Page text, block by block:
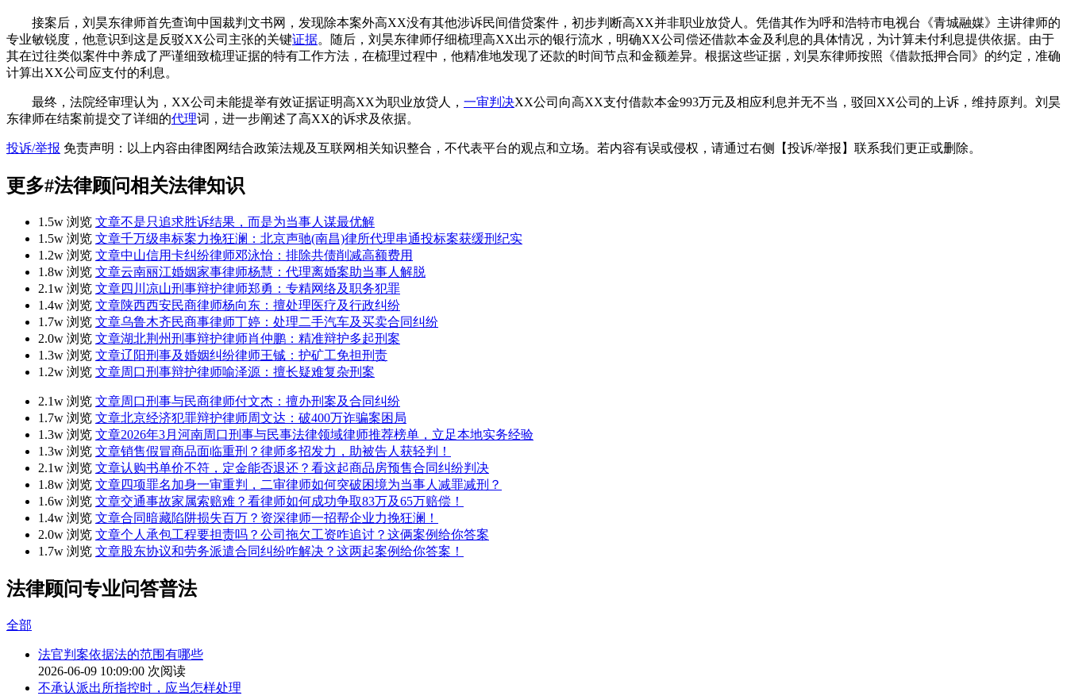
接案后，刘昊东律师首先查询中国裁判文书网，发现除本案外高XX没有其他涉诉民间借贷案件，初步判断高XX并非职业放贷人。凭借其作为呼和浩特市电视台《青城融媒》主讲律师的
专业敏锐度，他意识到这是反驳XX公司主张的关键证据。随后，刘昊东律师仔细梳理高XX出示的银行流水，明确XX公司偿还借款本金及利息的具体情况，为计算未付利息提供依据。由于
其在过往类似案件中养成了严谨细致梳理证据的特有工作方法，在梳理过程中，他精准地发现了还款的时间节点和金额差异。根据这些证据，刘昊东律师按照《借款抵押合同》的约定，准确
计算出XX公司应支付的利息。
最终，法院经审理认为，XX公司未能提举有效证据证明高XX为职业放贷人， 一审判决XX公司向高XX支付借款本金993万元及相应利息并无不当，驳回XX公司的上诉，维持原判。刘昊
东律师在结案前提交了详细的代理词，进一步阐述了高XX的诉求及依据。
投诉/举报 免责声明：以上内容由律图网结合政策法规及互联网相关知识整合，不代表平台的观点和立场。若内容有误或侵权，请通过右侧【投诉/举报】联系我们更正或删除。
更多#法律顾问相关法律知识
1.5w 浏览 文章不是只追求胜诉结果，而是为当事人谋最优解
1.5w 浏览 文章千万级串标案力挽狂澜：北京声驰(南昌)律所代理串通投标案获缓刑纪实
1.2w 浏览 文章中山信用卡纠纷律师邓泳怡：排除共债削减高额费用
1.8w 浏览 文章云南丽江婚姻家事律师杨慧：代理离婚案助当事人解脱
2.1w 浏览 文章四川凉山刑事辩护律师郑勇：专精网络及职务犯罪
1.4w 浏览 文章陕西西安民商律师杨向东：擅处理医疗及行政纠纷
1.7w 浏览 文章乌鲁木齐民商事律师丁婷：处理二手汽车及买卖合同纠纷
2.0w 浏览 文章湖北荆州刑事辩护律师肖仲鹏：精准辩护多起刑案
1.3w 浏览 文章辽阳刑事及婚姻纠纷律师王铖：护矿工免担刑责
1.2w 浏览 文章周口刑事辩护律师喻泽源：擅长疑难复杂刑案
2.1w 浏览 文章周口刑事与民商律师付文杰：擅办刑案及合同纠纷
1.7w 浏览 文章北京经济犯罪辩护律师周文达：破400万诈骗案困局
1.3w 浏览 文章2026年3月河南周口刑事与民事法律领域律师推荐榜单，立足本地实务经验
1.3w 浏览 文章销售假冒商品面临重刑？律师多招发力，助被告人获轻判！
2.1w 浏览 文章认购书单价不符，定金能否退还？看这起商品房预售合同纠纷判决
1.8w 浏览 文章四项罪名加身一审重判，二审律师如何突破困境为当事人减罪减刑？
1.6w 浏览 文章交通事故家属索赔难？看律师如何成功争取83万及65万赔偿！
1.4w 浏览 文章合同暗藏陷阱损失百万？资深律师一招帮企业力挽狂澜！
2.0w 浏览 文章个人承包工程要担责吗？公司拖欠工资咋追讨？这俩案例给你答案
1.7w 浏览 文章股东协议和劳务派遣合同纠纷咋解决？这两起案例给你答案！
法律顾问专业问答普法
全部
法官判案依据法的范围有哪些
2026-06-09 10:09:00 次阅读
不承认派出所指控时，应当怎样处理